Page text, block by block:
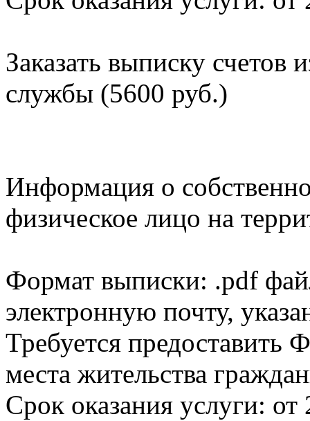
Заказать выписку счетов
службы (5600 руб.)
Информация о
физическое лицо на
Формат выписки: .pdf
электронную почту,
Требуется
места жительства
Срок оказания услуги: от